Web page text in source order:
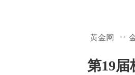
黄金网 >>
第19届